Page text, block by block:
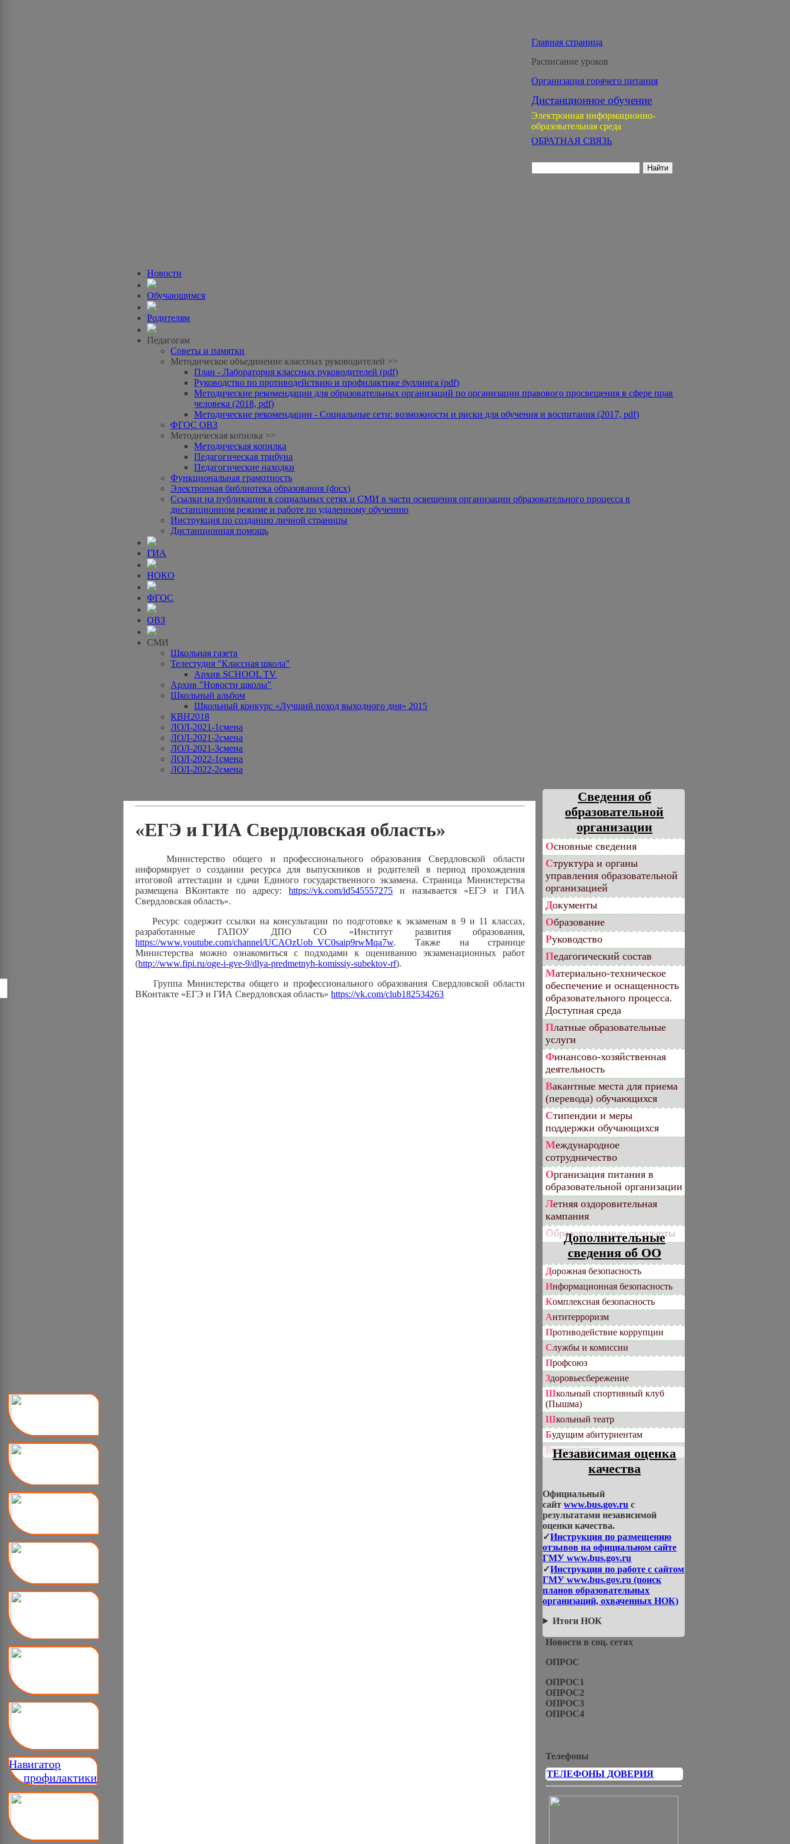
Навигатор
__ профилактики
Главная страница
Расписание уроков
Организация горячего питания
Дистанционное обучение
Электронная информационно-
образовательная среда
ОБРАТНАЯ СВЯЗЬ
Новости
Обучающимся
Родителям
Педагогам
Советы и памятки
Методическое объединение классных руководителей >>
План - Лаборатория классных руководителей (pdf)
Руководство по противодействию и профилактике буллинга (pdf)
Методические рекомендации для образовательных организаций по организации правового просвещения в сфере прав
человека (2018, pdf)
Методические рекомендации - Социальные сети: возможности и риски для обучения и воспитания (2017, pdf)
ФГОС ОВЗ
Методическая копилка >>
Методическая копилка
Педагогическая трибуна
Педагогические находки
Функциональная грамотность
Электронная библиотека образования (docx)
Ссылки на публикации в социальных сетях и СМИ в части освещения организации образовательного процесса в
дистанционном режиме и работе по удаленному обучению
Инструкция по созданию личной страницы
Дистанционная помощь
ГИА
НОКО
ФГОС
ОВЗ
СМИ
Школьная газета
Телестудия "Классная школа"
Архив SCHOOL TV
Архив "Новости школы"
Школьный альбом
Школьный конкурс «Лучший поход выходного дня» 2015
КВН2018
ЛОЛ-2021-1смена
ЛОЛ-2021-2смена
ЛОЛ-2021-3смена
ЛОЛ-2022-1смена
ЛОЛ-2022-2смена
«ЕГЭ и ГИА Свердловская область»
Министерство общего и профессионального образования Свердловской области
информирует о создании ресурса для выпускников и родителей в период прохождения
итоговой аттестации и сдачи Единого государственного экзамена. Страница Министерства
размещена ВКонтакте по адресу:https://vk.com/id545557275 и называется «ЕГЭ и ГИА
Свердловская область».
Ресурс содержит ссылки на консультации по подготовке к экзаменам в 9 и 11 классах,
разработанные ГАПОУ ДПО СО «Институт развития образования,
https://www.youtube.com/channel/UCAOzUob_VC0saip9rwMqa7w. Также на странице
Министерства можно ознакомиться с подходами к оцениванию экзаменационных работ
(http://www.fipi.ru/oge-i-gve-9/dlya-predmetnyh-komissiy-subektov-rf).
Группа Министерства общего и профессионального образования Свердловской области
ВКонтакте «ЕГЭ и ГИА Свердловская область»https://vk.com/club182534263
Сведения об
образовательной
организации
Основные сведения
Структура и органы
управления образовательной
организацией
Документы
Образование
Руководство
Педагогический состав
Материально-техническое
обеспечение и оснащенность
образовательного процесса.
Доступная среда
Платные образовательные
услуги
Финансово-хозяйственная
деятельность
Вакантные места для приема
(перевода) обучающихся
Стипендии и меры
поддержки обучающихся
Международное
сотрудничество
Организация питания в
образовательной организации
Летняя оздоровительная
кампания
Образовательные стандарты
Дополнительные
сведения об ОО
Дорожная безопасность
Информационная безопасность
Комплексная безопасность
Антитерроризм
Противодействие коррупции
Службы и комиссии
Профсоюз
Здоровьесбережение
Школьный спортивный клуб
(Пышма)
Школьный театр
Будущим абитуриентам
Вопрос/ответ
Независимая оценка
качества
Официальный
сайтwww.bus.gov.ru с
результатами независимой
оценки качества.
✓Инструкция по размещению
отзывов на официальном сайте
ГМУ www.bus.gov.ru
✓Инструкция по работе с сайтом
ГМУ www.bus.gov.ru (поиск
планов образовательных
организаций, охваченных НОК)
Итоги НОК
Новости в соц. сетях
ОПРОС
ОПРОС1
ОПРОС2
ОПРОС3
ОПРОС4
Телефоны
ТЕЛЕФОНЫ ДОВЕРИЯ